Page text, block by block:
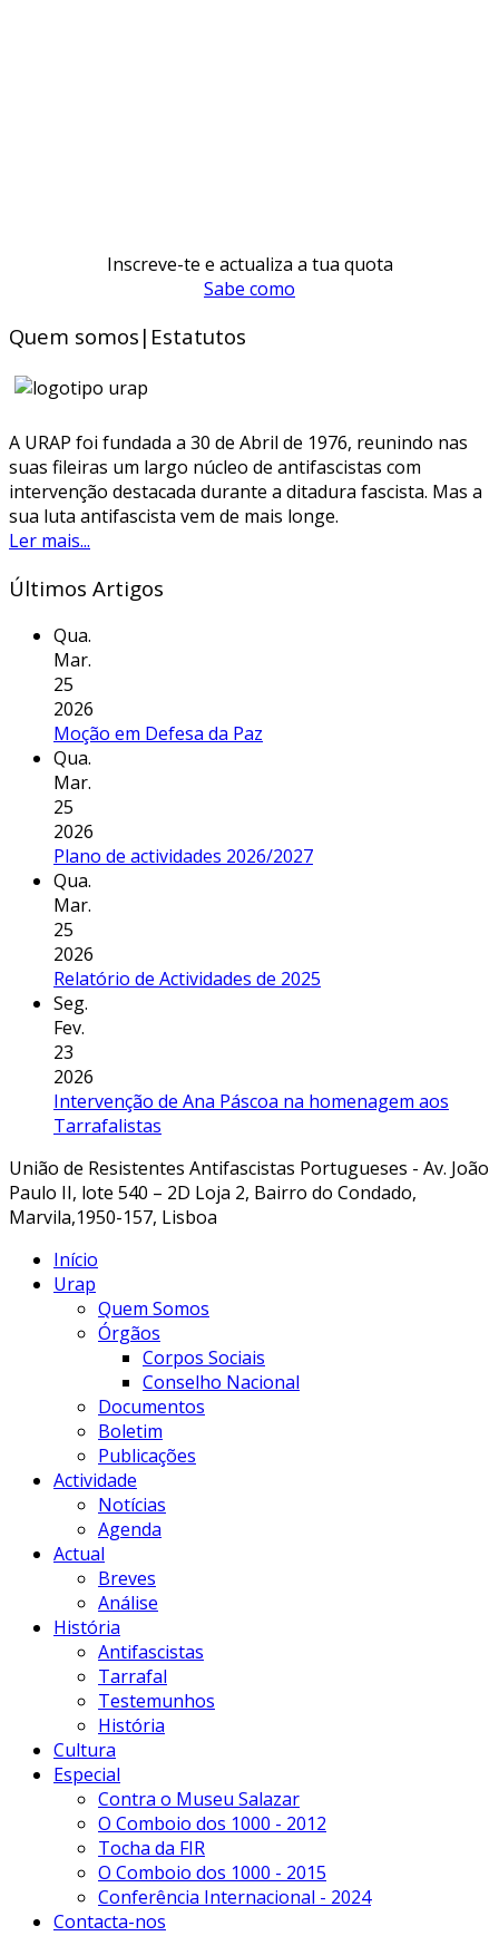
Inscreve-te e actualiza a tua quota
Sabe como
Quem somos|Estatutos
A URAP foi fundada a 30 de Abril de 1976, reunindo nas
suas fileiras um largo núcleo de antifascistas com
intervenção destacada durante a ditadura fascista. Mas a
sua luta antifascista vem de mais longe.
Ler mais...
Últimos Artigos
Qua.
Mar.
25
2026
Moção em Defesa da Paz
Qua.
Mar.
25
2026
Plano de actividades 2026/2027
Qua.
Mar.
25
2026
Relatório de Actividades de 2025
Seg.
Fev.
23
2026
Intervenção de Ana Páscoa na homenagem aos
Tarrafalistas
União de Resistentes Antifascistas Portugueses - Av. João
Paulo II, lote 540 – 2D Loja 2, Bairro do Condado,
Marvila,1950-157, Lisboa
Início
Urap
Quem Somos
Órgãos
Corpos Sociais
Conselho Nacional
Documentos
Boletim
Publicações
Actividade
Notícias
Agenda
Actual
Breves
Análise
História
Antifascistas
Tarrafal
Testemunhos
História
Cultura
Especial
Contra o Museu Salazar
O Comboio dos 1000 - 2012
Tocha da FIR
O Comboio dos 1000 - 2015
Conferência Internacional - 2024
Contacta-nos